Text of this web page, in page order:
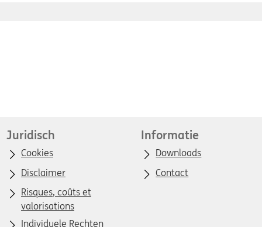
Juridisch
Cookies
Disclaimer
Risques, coûts et
valorisations
Individuele Rechten
Informatie
Downloads
Contact